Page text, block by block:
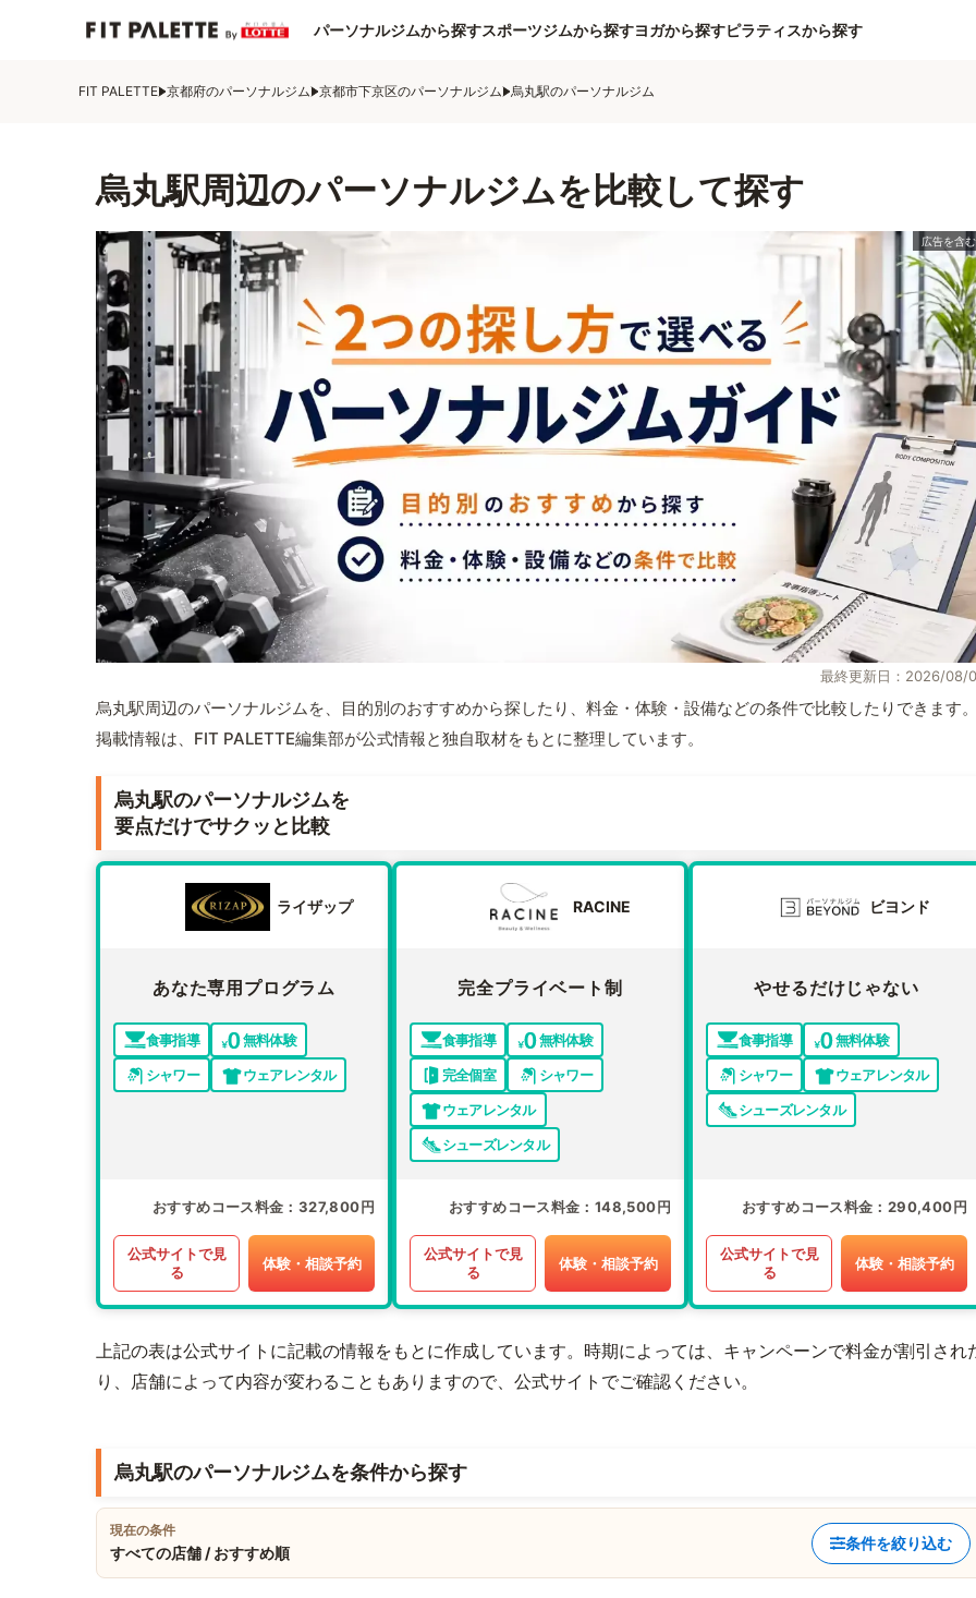
パーソナルジムから探すスポーツジムから探すヨガから探すピラティスから探す
FIT PALETTE 京都府のパーソナルジム 京都市下京区のパーソナルジム 烏丸駅のパーソナルジム
烏丸駅周辺のパーソナルジムを比較して探す
最終更新日：2026/08/
烏丸駅周辺のパーソナルジムを、目的別のおすすめから探したり、料金・体験・設備などの条件で比較したりできます
掲載情報は、FIT PALETTE編集部が公式情報と独自取材をもとに整理しています。
烏丸駅のパーソナルジムを
要点だけでサクッと比較
ライザップ
あなた専用プログラム
食事指導
無料体験
シャワー
ウェアレンタル
おすすめコース料金 327,800円
公式サイトで見
る
体験・相談予約
RACINE
完全プライベート制
食事指導
無料体験
完全個室
シャワー
ウェアレンタル
シューズレンタル
おすすめコース料金 148,500円
公式サイトで見
る
体験・相談予約
ビヨンド
やせるだけじゃない
食事指導
無料体験
シャワー
ウェアレンタル
シューズレンタル
おすすめコース料金 290,400円
公式サイトで見
る
体験・相談予約
上記の表は公式サイトに記載の情報をもとに作成しています。時期によっては、キャンペーンで料金が割引され
り、店舗によって内容が変わることもありますので、公式サイトでご確認ください。
烏丸駅のパーソナルジムを条件から探す
現在の条件
すべての店舗 / おすすめ順
条件を絞り込む